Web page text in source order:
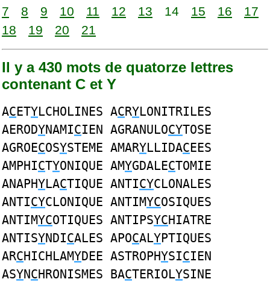
7
8 9 10 11 12 13 14 15 16
17
18
19 20 21
Il y a 430 mots de quatorze lettres
contenant C et Y
ACETYLCHOLINES ACRYLONITRILES
AERODYNAMICIEN AGRANULOCYTOSE
AGROECOSYSTEME AMARYLLIDACEES
AMPHICTYONIQUE AMYGDALECTOMIE
ANAPHYLACTIQUE ANTICYCLONALES
ANTICYCLONIQUE ANTIMYCOSIQUES
ANTIMYCOTIQUES ANTIPSYCHIATRE
ANTISYNDICALES APOCALYPTIQUES
ARCHICHLAMYDEE ASTROPHYSICIEN
ASYNCHRONISMES BACTERIOLYSINE